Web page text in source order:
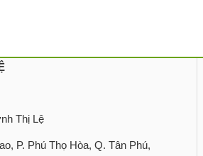
Thị Lệ
P. Phú Thọ Hòa, Q. Tân Phú,